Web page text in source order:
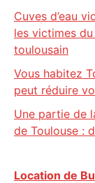
Cuves d’eau
les victimes
toulousain
Vous habitez
peut réduire
Une partie de
de Toulouse :
Location de